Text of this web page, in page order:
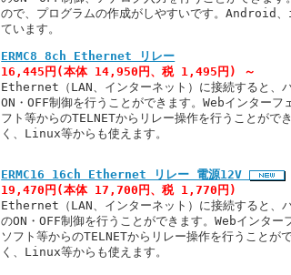
ので、プログラムの作成がしやすいです。Android
ています。
ERMC8 8ch Ethernet リレー
16,445円(本体 14,950円、税 1,495円)
～
Ethernet（LAN、インターネット）に接続すると、
ON・OFF制御を行うことができます。Webインターフ
フト等からのTELNETからリレー操作を行うことがで
く、Linux等からも使えます。
ERMC16 16ch Ethernet リレー 電源12V
19,470円(本体 17,700円、税 1,770円)
Ethernet（LAN、インターネット）に接続すると、
のON・OFF制御を行うことができます。Webインタ
ソフト等からのTELNETからリレー操作を行うことが
く、Linux等からも使えます。